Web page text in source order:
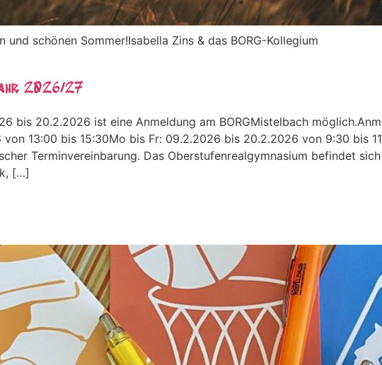
und schönen Sommer!Isabella Zins & das BORG-Kollegium
2026/27
bis 20.2.2026 ist eine Anmeldung am BORGMistelbach
von 13:00 bis 15:30Mo bis Fr: 09.2.2026 bis 20.2.2026 von 9:30 bis
Terminvereinbarung. Das Oberstufenrealgymnasium befindet
[…]